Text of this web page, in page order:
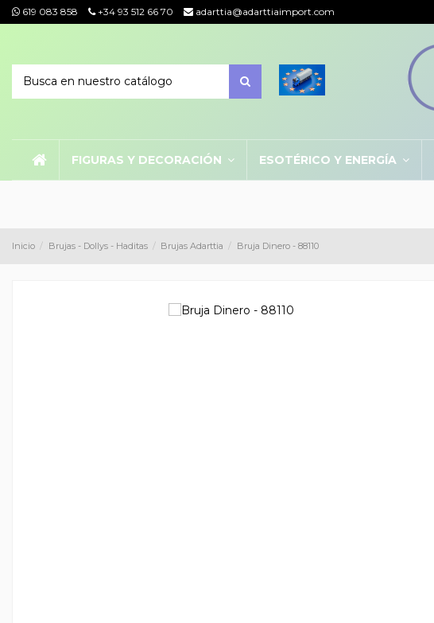
619 083 858 +34 93 512 66 70 adarttia@adarttiaimport.com
FIGURAS Y DECORACIÓN ESOTÉRICO Y ENERGÍA
Inicio Brujas - Dollys - Haditas Brujas Adarttia Bruja Dinero - 88110